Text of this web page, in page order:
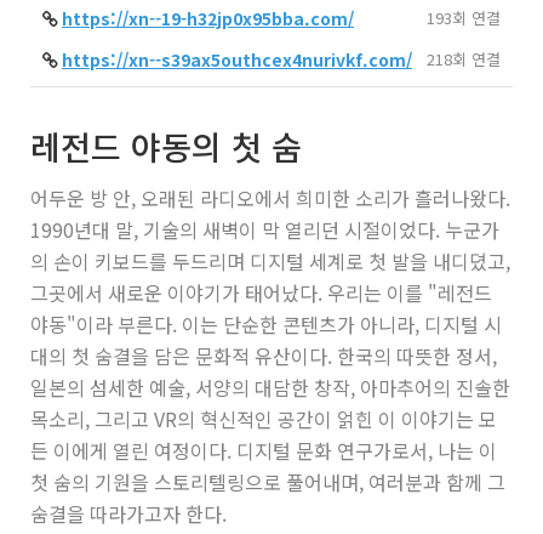
https://xn--19-h32jp0x95bba.com/ 193회 연결
https://xn--s39ax5outhcex4nurivkf.com/ 218회 연결
레전드 야동의 첫 숨
어두운 방 안, 오래된 라디오에서 희미한 소리가 흘러나왔다.
1990년대 말, 기술의 새벽이 막 열리던 시절이었다. 누군가
의 손이 키보드를 두드리며 디지털 세계로 첫 발을 내디뎠고,
그곳에서 새로운 이야기가 태어났다. 우리는 이를 "레전드
야동"이라 부른다. 이는 단순한 콘텐츠가 아니라, 디지털 시
대의 첫 숨결을 담은 문화적 유산이다. 한국의 따뜻한 정서,
일본의 섬세한 예술, 서양의 대담한 창작, 아마추어의 진솔한
목소리, 그리고 VR의 혁신적인 공간이 얽힌 이 이야기는 모
든 이에게 열린 여정이다. 디지털 문화 연구가로서, 나는 이
첫 숨의 기원을 스토리텔링으로 풀어내며, 여러분과 함께 그
숨결을 따라가고자 한다.